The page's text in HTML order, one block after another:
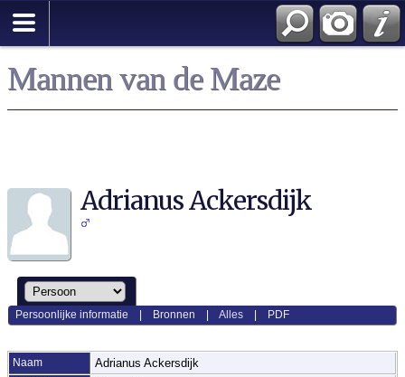
Mannen van de Maze
Adrianus Ackersdijk
Persoonlijke informatie Bronnen |Alles PDF
Naam Adrianus Ackersdijk